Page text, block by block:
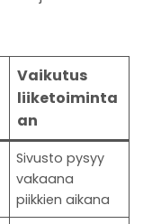
Vaikutus
liiketoiminta
an
Sivusto pysyy
vakaana
piikkien aikana